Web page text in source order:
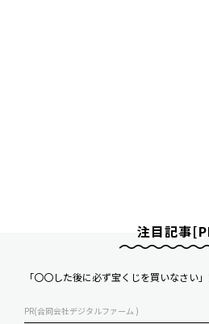
注目記事
「〇〇した後に必ず宝くじを買いなさい
PR(合同会社デジタルファーム )